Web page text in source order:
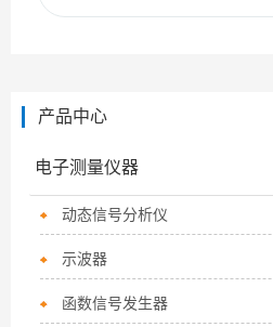
产品中心
电子测量仪器
动态信号分析仪
示波器
函数信号发生器